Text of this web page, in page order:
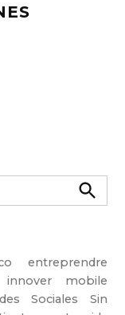
B
r
entreprendre
innover
mobile
Sociales
Sin